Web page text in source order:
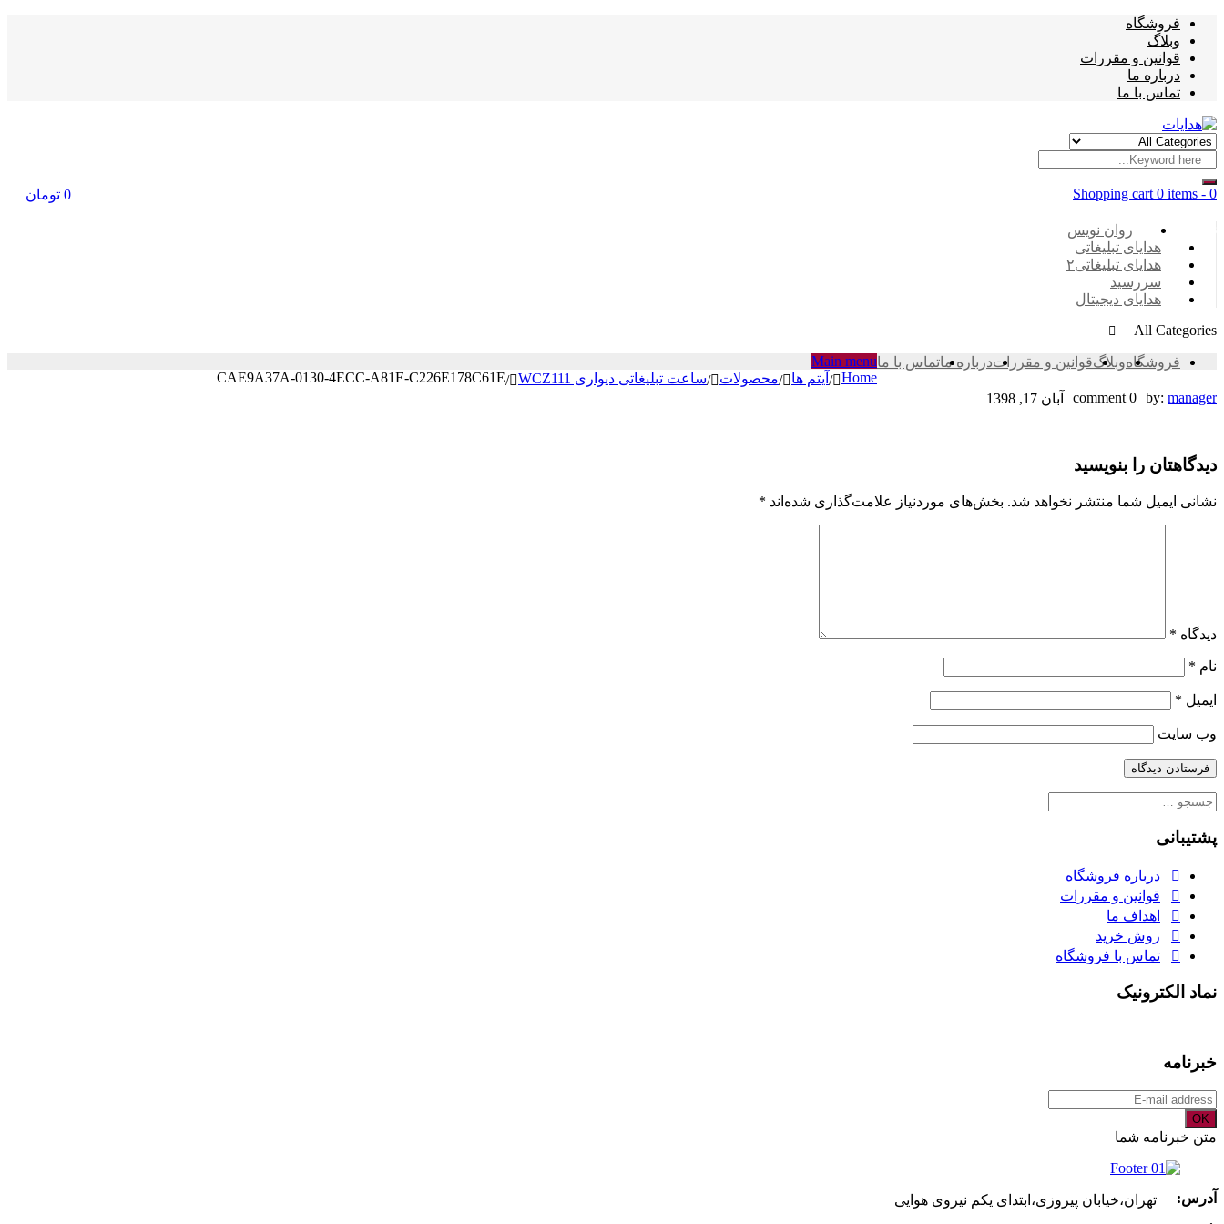
فروشگاه
وبلاگ
قوانین و مقررات
درباره ما
تماس با ما
Shopping cart 0 items -
0 تومان 0
Categories
روان نویس
هدایای تبلیغاتی
هدایای تبلیغاتی۲
سررسید
هدایای دیجیتال
All Categories
فروشگاهوبلاگقوانین و مقرراتدرباره ماتماس با ماMain menu
Home
/ آیتم ها /محصولات /ساعت تبلیغاتی دیواری WCZ111 /
CAE9A37A-0130-4ECC-A81E-C226E178C61E
CAE9A37A-
4ECC-
A81E-
by: manager
0 comment آبان 17, 1398
دیدگاهتان را بنویسید
نشانی ایمیل شما منتشر نخواهد شد. بخش‌های موردنیاز علامت‌گذاری شده‌اند *
دیدگاه *
نام *
ایمیل *
وب‌ سایت
جستجو
پشتیبانی
درباره فروشگاه
قوانین و مقررات
اهداف ما
روش خرید
تماس با فروشگاه
نماد الکترونیک
خبرنامه
OK
متن خبرنامه شما
آدرس:
تهران،خیابان پیروزی،ابتدای یکم نیروی هوایی